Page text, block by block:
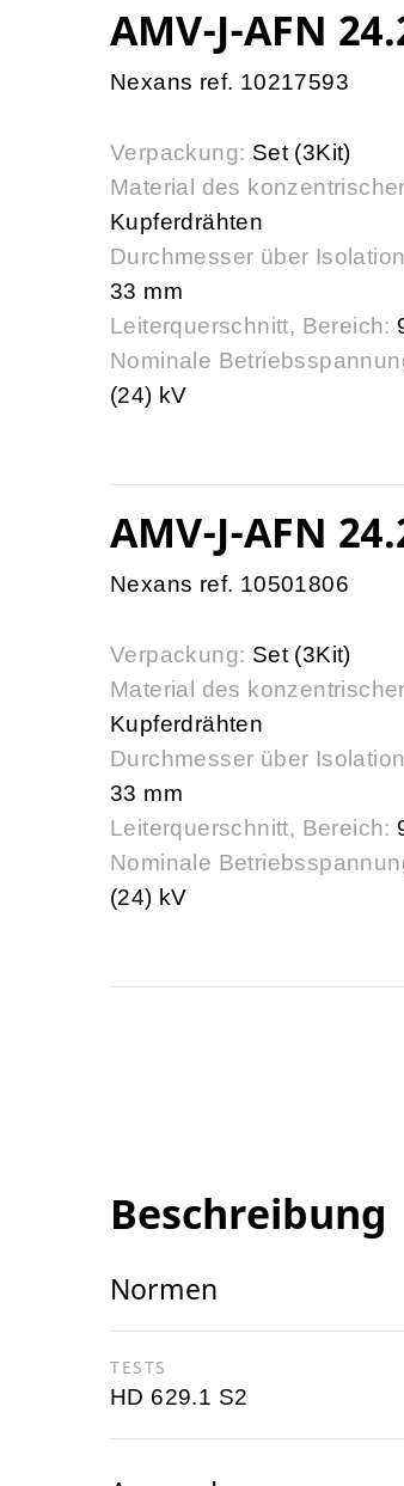
AMV-J-AFN
Nexans ref. 10217593
Verpackung: Set (3Kit)
Material des
Kupferdrähten
Durchmesser über
33 mm
Leiterquerschnitt, Bereich:
Nominale
(24) kV
AMV-J-AFN
Nexans ref. 10501806
Verpackung: Set (3Kit)
Material des
Kupferdrähten
Durchmesser über
33 mm
Leiterquerschnitt, Bereich:
Nominale
(24) kV
Beschreibung
Normen
TESTS
HD 629.1 S2